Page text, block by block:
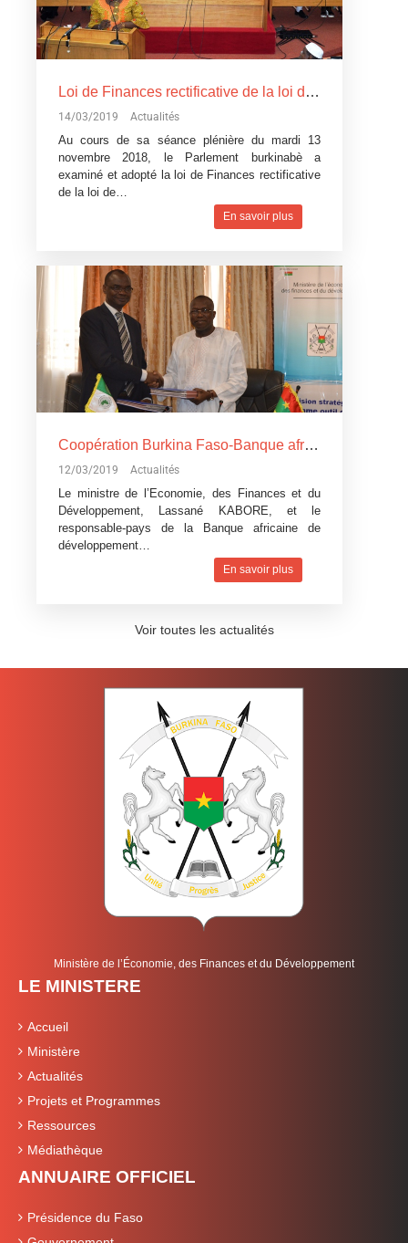
Loi de Finances rectificative de la loi de Finances pour l’exécution du budget 2018: Un réajustement pour tenir compte du contexte difficile
14/03/2019 Actualités
Au cours de sa séance plénière du mardi 13
novembre 2018, le Parlement burkinabè a
examiné et adopté la loi de Finances rectificative
de la loi de…
En savoir plus
Coopération Burkina Faso-Banque africaine de développement: La Banque africaine de développement accorde trois
12/03/2019 Actualités
Le ministre de l’Economie, des Finances et du
Développement, Lassané KABORE, et le
responsable-pays de la Banque africaine de
développement…
En savoir plus
Voir toutes les actualités
Ministère de l’Économie, des Finances et du Développement
LE MINISTERE
Accueil
Ministère
Actualités
Projets et Programmes
Ressources
Médiathèque
ANNUAIRE OFFICIEL
Présidence du Faso